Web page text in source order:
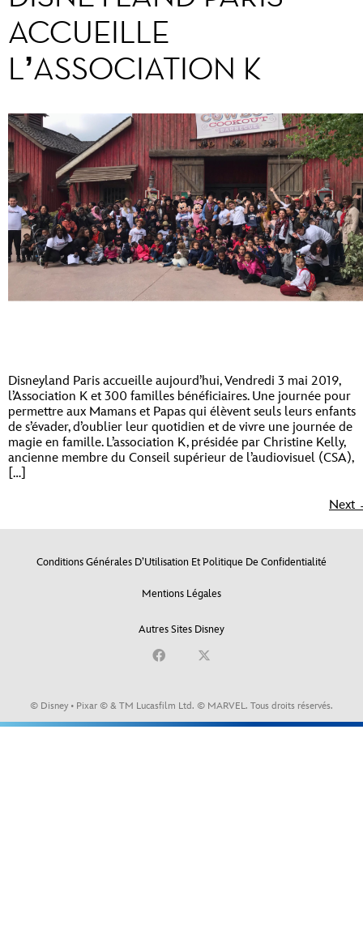
ACCUEILLE
L’ASSOCIATION K
Disneyland Paris accueille aujourd’hui, Vendredi 3 mai 2019,
l’Association K et 300 familles bénéficiaires. Une journée pour
permettre aux Mamans et Papas qui élèvent seuls leurs enfants
de s’évader, d’oublier leur quotidien et de vivre une journée de
magie en famille. L’association K, présidée par Christine Kelly,
ancienne membre du Conseil supérieur de l’audiovisuel (CSA),
[…]
Next
Conditions Générales D’Utilisation Et Politique De Confidentialité
Mentions Légales
Autres Sites Disney
© Disney • Pixar © & TM Lucasfilm Ltd. © MARVEL. Tous droits réservés.